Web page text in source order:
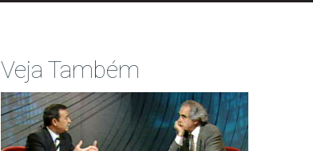
Veja Também